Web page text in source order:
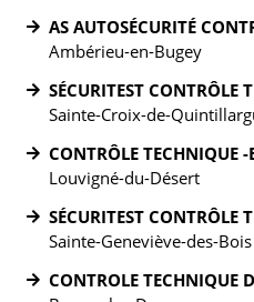
AS AUTOSÉCURITÉ
Ambérieu-en-Bugey
SÉCURITEST CONTRÔLE
Sainte-Croix-de-
CONTRÔLE TECHNIQUE -
Louvigné-du-Désert
SÉCURITEST CONTRÔLE
Sainte-Geneviève-des-Bois
CONTROLE TECHNIQUE